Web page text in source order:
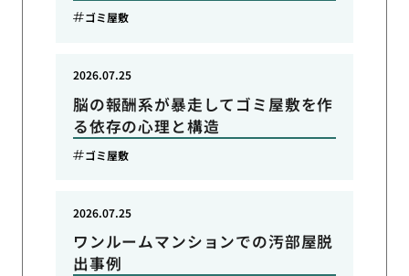
ゴミ屋敷
脳の報酬系が暴走してゴミ屋敷を作
る依存の心理と構造
2026.07.25
ゴミ屋敷
ワンルームマンションでの汚部屋脱
出事例
2026.07.25